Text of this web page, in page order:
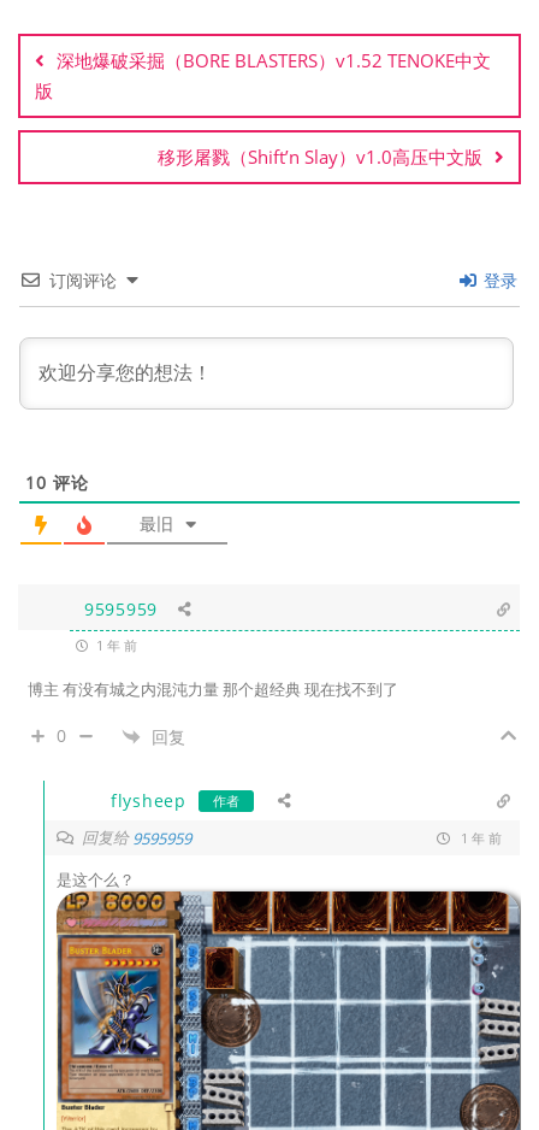
章
导
航
深地爆破采掘（BORE BLASTERS）v1.52 TENOKE中文
版
移形屠戮（Shift’n Slay）v1.0高压中文版
订阅评论 登录
10 评论
最旧
9595959
1 年 前
博主 有没有城之内混沌力量 那个超经典 现在找不到了
0 回复
flysheep 作者
回复给9595959 1 年 前
是这个么？